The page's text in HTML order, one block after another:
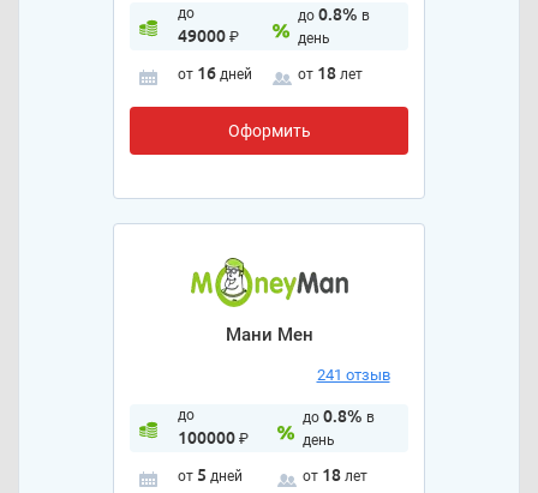
до
49000₽
до 0.8% в
день
от 16 дней от 18 лет
Оформить
Мани Мен
241 отзыв
до
100000₽
до 0.8% в
день
от 5 дней от 18 лет